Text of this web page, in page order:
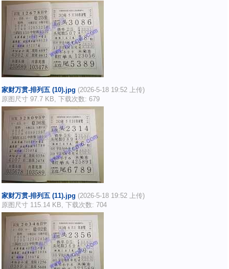
家财万贯-排列五 (10).jpg (2026-5-18 19:52 上传)
原图尺寸 97.7 KB, 下载次数: 679
家财万贯-排列五 (11).jpg (2026-5-18 19:52 上传)
原图尺寸 115.14 KB, 下载次数: 704